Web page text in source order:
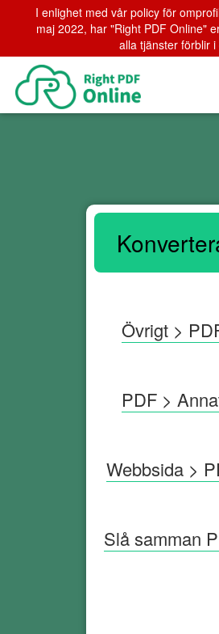
I enlighet med vår policy för
maj 2022, har "Right PDF Online"
alla tjänster förblir i
Övrigt >
PDF >
Webbsida >
Slå samman